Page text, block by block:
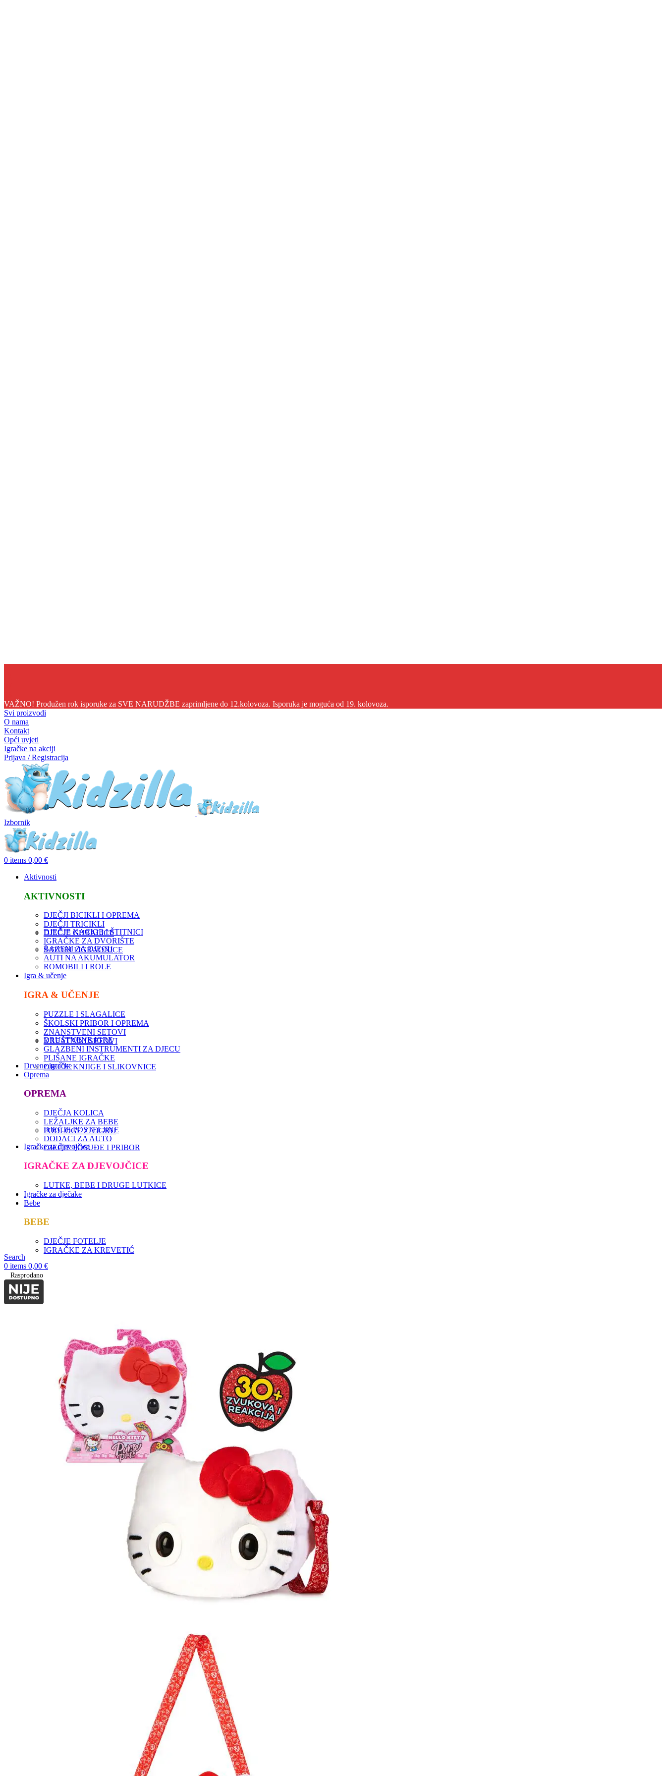
VAŽNO! Produžen rok isporuke za SVE NARUDŽBE zaprimljene do 12.kolovoza. Isporuka je moguća od 19. kolovoza.
Svi proizvodi
O nama
Kontakt
Opći uvjeti
Igračke na akciji
Prijava / Registracija
Izbornik
0 items 0,00 €
Aktivnosti
AKTIVNOSTI
DJEČJI BICIKLI I OPREMA
DJEČJI TRICIKLI
DJEČJE GURALICE
DJEČJE KACIGE I ŠTITNICI
IGRAČKE ZA DVORIŠTE
ŠATORI I IGRAONICE
BAZENI ZA DJECU
AUTI NA AKUMULATOR
ROMOBILI I ROLE
Igra & učenje
IGRA & UČENJE
PUZZLE I SLAGALICE
ŠKOLSKI PRIBOR I OPREMA
ZNANSTVENI SETOVI
KREATIVNI SETOVI
DRUŠTVENE IGRE
GLAZBENI INSTRUMENTI ZA DJECU
PLIŠANE IGRAČKE
DJEČJE KNJIGE I SLIKOVNICE
Drvene igračke
Oprema
OPREMA
DJEČJA KOLICA
LEŽALJKE ZA BEBE
PODLOGE ZA IGRU
DJEČJE POSTELJINE
DODACI ZA AUTO
DJEČJE POSUĐE I PRIBOR
Igračke za djevojčice
IGRAČKE ZA DJEVOJČICE
LUTKE, BEBE I DRUGE LUTKICE
Igračke za dječake
Bebe
BEBE
DJEČJE FOTELJE
IGRAČKE ZA KREVETIĆ
Search
0 items 0,00 €
Rasprodano